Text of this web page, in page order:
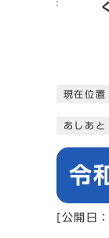
現在位置
あしあと
令
[公開日